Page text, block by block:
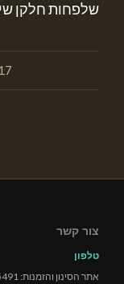
שלפחות חלקן
צור קשר
טלפון
אתר הסינון והזמנות: 02-5665491